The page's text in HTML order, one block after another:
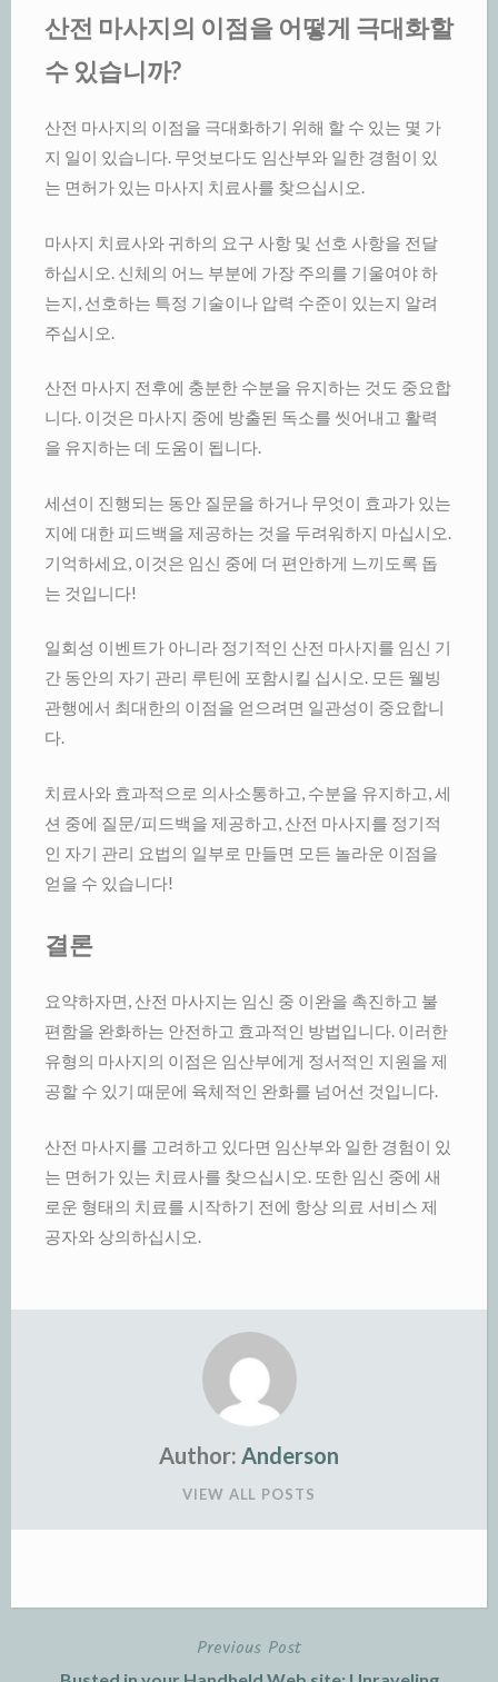
산전 마사지의 이점을 어떻게 극대화할
수 있습니까?
산전 마사지의 이점을 극대화하기 위해 할 수 있는 몇 가
지 일이 있습니다. 무엇보다도 임산부와 일한 경험이 있
는 면허가 있는 마사지 치료사를 찾으십시오.
마사지 치료사와 귀하의 요구 사항 및 선호 사항을 전달
하십시오. 신체의 어느 부분에 가장 주의를 기울여야 하
는지, 선호하는 특정 기술이나 압력 수준이 있는지 알려
주십시오.
산전 마사지 전후에 충분한 수분을 유지하는 것도 중요합
니다. 이것은 마사지 중에 방출된 독소를 씻어내고 활력
을 유지하는 데 도움이 됩니다.
세션이 진행되는 동안 질문을 하거나 무엇이 효과가 있는
지에 대한 피드백을 제공하는 것을 두려워하지 마십시오.
기억하세요, 이것은 임신 중에 더 편안하게 느끼도록 돕
는 것입니다!
일회성 이벤트가 아니라 정기적인 산전 마사지를 임신 기
간 동안의 자기 관리 루틴에 포함시킬 십시오. 모든 웰빙
관행에서 최대한의 이점을 얻으려면 일관성이 중요합니
다.
치료사와 효과적으로 의사소통하고, 수분을 유지하고, 세
션 중에 질문/피드백을 제공하고, 산전 마사지를 정기적
인 자기 관리 요법의 일부로 만들면 모든 놀라운 이점을
얻을 수 있습니다!
결론
요약하자면, 산전 마사지는 임신 중 이완을 촉진하고 불
편함을 완화하는 안전하고 효과적인 방법입니다. 이러한
유형의 마사지의 이점은 임산부에게 정서적인 지원을 제
공할 수 있기 때문에 육체적인 완화를 넘어선 것입니다.
산전 마사지를 고려하고 있다면 임산부와 일한 경험이 있
는 면허가 있는 치료사를 찾으십시오. 또한 임신 중에 새
로운 형태의 치료를 시작하기 전에 항상 의료 서비스 제
공자와 상의하십시오.
Author: Anderson
VIEW ALL POSTS
Previous Post